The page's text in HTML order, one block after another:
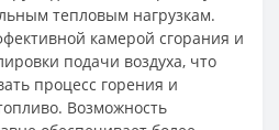
тепловым нагрузкам.
камерой сгорания и
подачи воздуха, что
процесс горения и
Возможность